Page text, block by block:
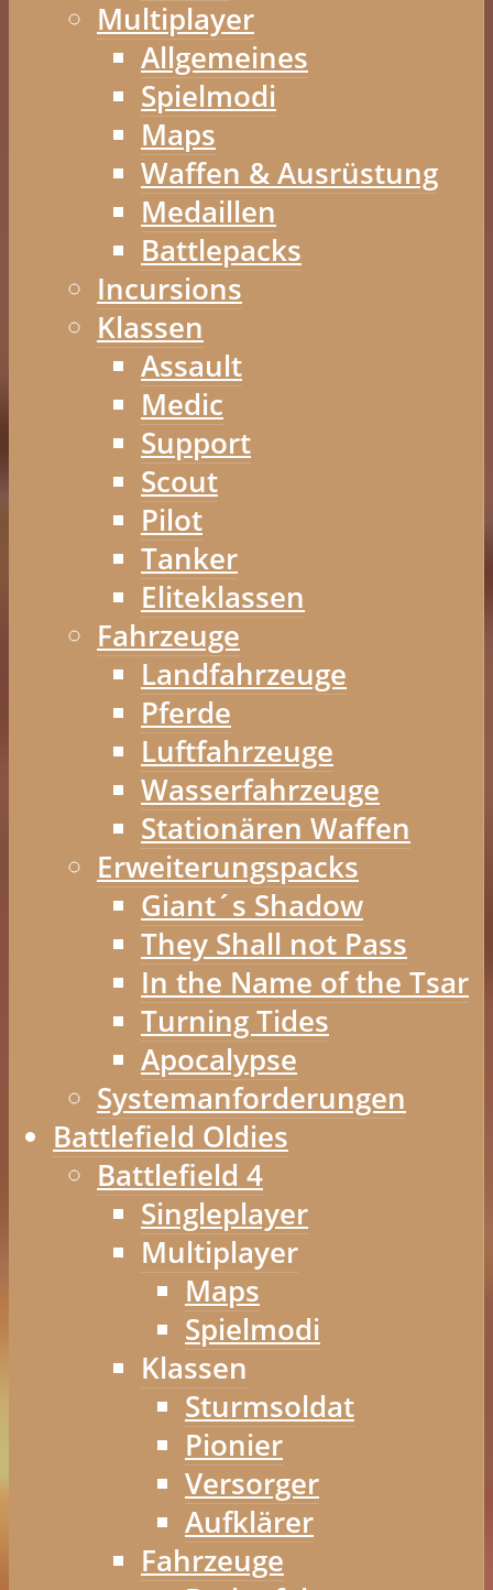
Multiplayer
Allgemeines
Spielmodi
Maps
Waffen & Ausrüstung
Medaillen
Battlepacks
Incursions
Klassen
Assault
Medic
Support
Scout
Pilot
Tanker
Eliteklassen
Fahrzeuge
Landfahrzeuge
Pferde
Luftfahrzeuge
Wasserfahrzeuge
Stationären Waffen
Erweiterungspacks
Giant´s Shadow
They Shall not Pass
In the Name of the Tsar
Turning Tides
Apocalypse
Systemanforderungen
Battlefield Oldies
Battlefield 4
Singleplayer
Multiplayer
Maps
Spielmodi
Klassen
Sturmsoldat
Pionier
Versorger
Aufklärer
Fahrzeuge